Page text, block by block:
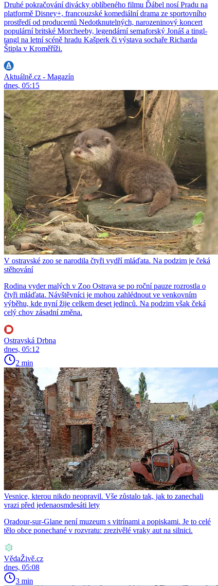
Druhé pokračování divácky oblíbeného filmu Ďábel nosí Pradu na
platformě Disney+, francouzské komediální drama ze sportovního
prostředí od producentů Nedotknutelných, narozeninový koncert
populární britské Morcheeby, legendární semaforský Jonáš a tingl-
tangl na letní scéně hradu Kašperk či výstava sochaře Richarda
Štipla v Kroměříži.
Aktuálně.cz - Magazín
dnes, 05:15
V ostravské zoo se narodila čtyři vydří mláďata. Na podzim je čeká
stěhování
Rodina vyder malých v Zoo Ostrava se po roční pauze rozrostla o
čtyři mláďata. Návštěvníci je mohou zahlédnout ve venkovním
výběhu, kde nyní žije celkem deset jedinců. Na podzim však čeká
celý chov zásadní změna.
Ostravská Drbna
dnes, 05:12
2 min
Vesnice, kterou nikdo neopravil. Vše zůstalo tak, jak to zanechali
vrazi před jedenaosmdesáti lety
Oradour-sur-Glane není muzeum s vitrínami a popiskami. Je to celé
tělo obce ponechané v rozvratu: zrezivělé vraky aut na silnici.
VědaŽivě.cz
dnes, 05:08
3 min